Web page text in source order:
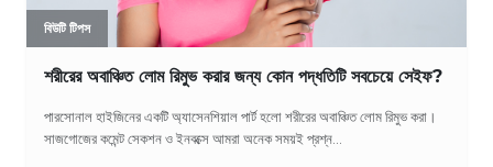
বিউটি টিপস
শরীরের অবাঞ্চিত লোম রিমুভ করার জন্য কোন পদ্ধতিটি সবচেয়ে সেইফ?
পারসোনাল হাইজিনের একটি অ্যাসেনশিয়াল পার্ট হলো শরীরের অবাঞ্চিত লোম রিমুভ করা।
সাজগোজের কমেন্ট সেকশন ও ইনবক্সে আমরা অনেক সময়ই প্রশ্ন...